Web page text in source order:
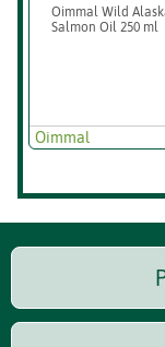
Oimmal Wild
Salmon Oil 250 ml
Oimmal